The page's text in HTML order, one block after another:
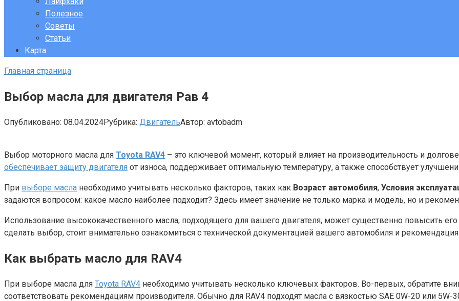
Полезное
Советы
Статьи
Карта
Главная страница
Выбор масла для двигателя Рав 4
Опубликовано: 08.04.2024Рубрика: ДвигательАвтор: avtobadm
Выбор моторного масла для Toyota RAV4 – это ключевой момент, который влияет на производительность и
обеспечивает защиту двигателя от износа, поддерживает оптимальную температуру, а также способствует
При выборе масла необходимо учитывать несколько факторов, таких как Возраст автомобиля, Условия
задаются вопросом: какое масло наиболее подходит? Здесь имеет значение не только марка и модель, но и
Использование высококачественного масла, подходящего для вашего двигателя, может существенно повысить
сделать выбор, стоит внимательно ознакомиться с технической документацией вашего автомобиля и
Как выбрать масло для RAV4
При выборе масла для Toyota RAV4 необходимо учитывать несколько ключевых факторов. Во-первых, обратите
соответствовать рекомендациям производителя. Обычно для RAV4 подходят масла с вязкостью SAE 0W-20 или 5W-